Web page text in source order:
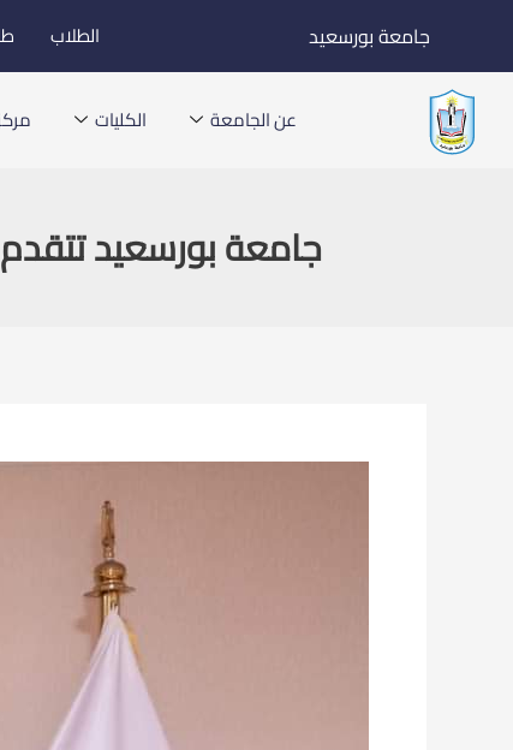
إلى
المحتوى
جامعة بورسعيد الطلاب
عن الجامعة الكليات
جامعة بورسعيد